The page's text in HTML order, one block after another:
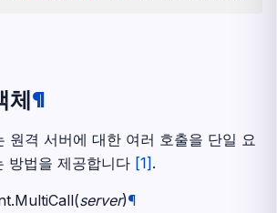
체¶
원격 서버에 대한 여러 호출을 단일 요
방법을 제공합니다 [1] .
MultiCall(server)¶